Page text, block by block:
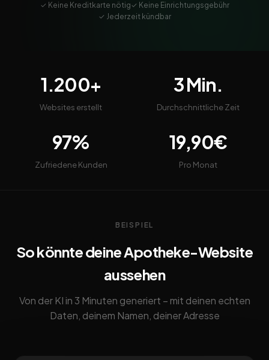
✓ Keine Kreditkarte nötig✓ Keine Einrichtungsgebühr
✓ Jederzeit kündbar
1.200+
Websites erstellt
3 Min.
Durchschnittliche Zeit
97%
Zufriedene Kunden
19,90€
Pro Monat
BEISPIEL
So könnte deine Apotheke-Website
aussehen
Von der KI in 3 Minuten generiert – mit deinen echten
Daten, deinem Namen, deiner Adresse